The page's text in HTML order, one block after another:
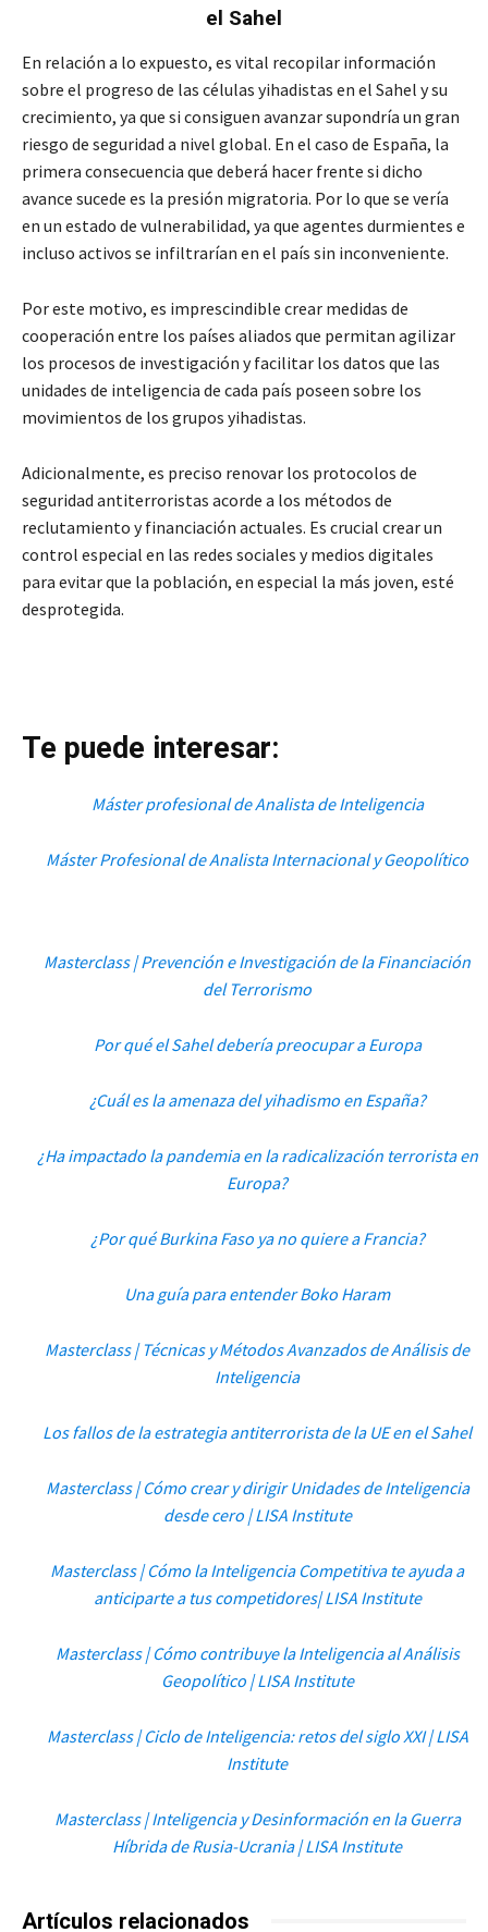
el Sahel
En relación a lo expuesto, es vital recopilar información
sobre el progreso de las células yihadistas en el Sahel y su
crecimiento, ya que si consiguen avanzar supondría un gran
riesgo de seguridad a nivel global. En el caso de España, la
primera consecuencia que deberá hacer frente si dicho
avance sucede es la presión migratoria. Por lo que se vería
en un estado de vulnerabilidad, ya que agentes durmientes e
incluso activos se infiltrarían en el país sin inconveniente.
Por este motivo, es imprescindible crear medidas de
cooperación entre los países aliados que permitan agilizar
los procesos de investigación y facilitar los datos que las
unidades de inteligencia de cada país poseen sobre los
movimientos de los grupos yihadistas.
Adicionalmente, es preciso renovar los protocolos de
seguridad antiterroristas acorde a los métodos de
reclutamiento y financiación actuales. Es crucial crear un
control especial en las redes sociales y medios digitales
para evitar que la población, en especial la más joven, esté
desprotegida.
Te puede interesar:
Máster profesional de Analista de Inteligencia
Máster Profesional de Analista Internacional y Geopolítico
Masterclass | Prevención e Investigación de la Financiación
del Terrorismo
Por qué el Sahel debería preocupar a Europa
¿Cuál es la amenaza del yihadismo en España?
¿Ha impactado la pandemia en la radicalización terrorista en
Europa?
¿Por qué Burkina Faso ya no quiere a Francia?
Una guía para entender Boko Haram
Masterclass | Técnicas y Métodos Avanzados de Análisis de
Inteligencia
Los fallos de la estrategia antiterrorista de la UE en el Sahel
Masterclass | Cómo crear y dirigir Unidades de Inteligencia
desde cero | LISA Institute
Masterclass | Cómo la Inteligencia Competitiva te ayuda a
anticiparte a tus competidores| LISA Institute
Masterclass | Cómo contribuye la Inteligencia al Análisis
Geopolítico | LISA Institute
Masterclass | Ciclo de Inteligencia: retos del siglo XXI | LISA
Institute
Masterclass | Inteligencia y Desinformación en la Guerra
Híbrida de Rusia-Ucrania | LISA Institute
Artículos relacionados